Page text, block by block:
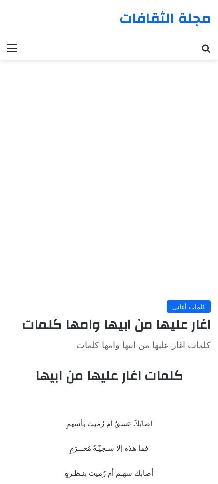
مجلة الثقافات
كلمات أغاني
اغار عليها من ابيها وامها كلمات
كلمات اغار عليها من ابيها وامها كلمات
كلمات اغار عليها من ابيها
أصابَكَ عشقٌ أم رُميتَ بأسهمِ
فما هذهِ إلا سـجيّـةُ مُغـــرَمِ
أصابك سهـم أم رُميتَ بنـظـرةٍ